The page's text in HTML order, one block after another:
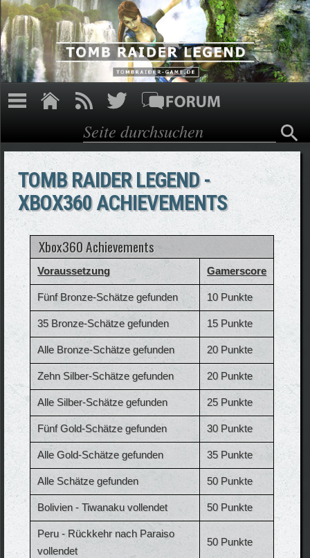
Direkt zum Inhalt
Suchformular
Suche
TOMB RAIDER LEGEND -
XBOX360 ACHIEVEMENTS
Xbox360 Achievements
Voraussetzung Gamerscore
Fünf Bronze-Schätze gefunden 10 Punkte
35 Bronze-Schätze gefunden 15 Punkte
Alle Bronze-Schätze gefunden 20 Punkte
Zehn Silber-Schätze gefunden 20 Punkte
Alle Silber-Schätze gefunden 25 Punkte
Fünf Gold-Schätze gefunden 30 Punkte
Alle Gold-Schätze gefunden 35 Punkte
Alle Schätze gefunden 50 Punkte
Bolivien - Tiwanaku vollendet 50 Punkte
Peru - Rückkehr nach Paraiso
vollendet
50 Punkte